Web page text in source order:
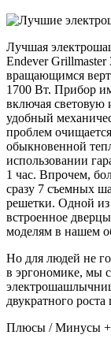
Лучшая
Endever
вращающимся
1700 Вт. Прибор
включая
удобный
проблем
обыкновенной
использовании
1 час. Впрочем,
сразу 7 съемных
решетки. Одной
встроенное
моделям в нашем
Но для людей не
в эргономике, мы
двукратного
Плюсы / Минусы +